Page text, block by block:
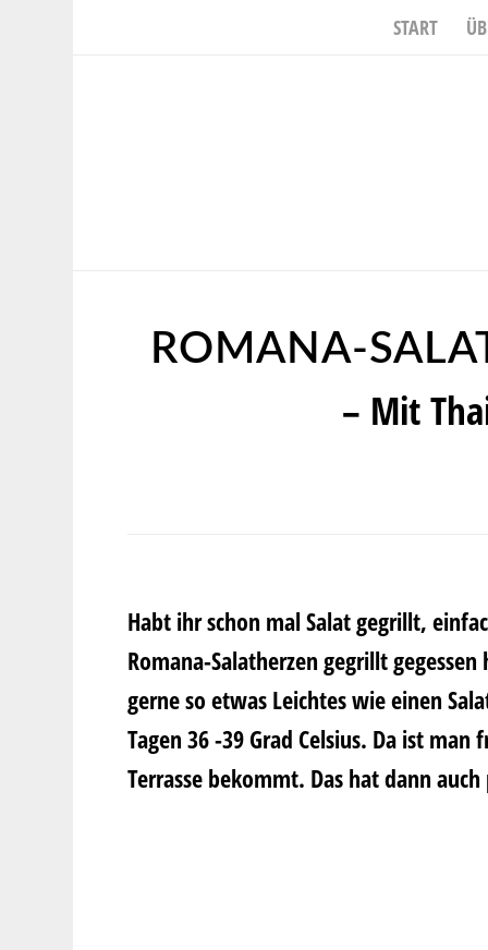
START
ROMANA-
– Mit
Habt ihr schon mal Salat gegrillt,
Romana-Salatherzen gegrillt
gerne so etwas Leichtes wie einen
Tagen 36 -39 Grad Celsius. Da ist
Terrasse bekommt. Das hat dann